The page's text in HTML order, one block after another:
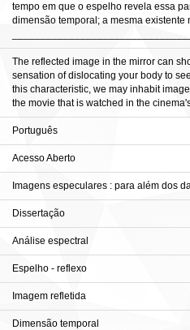
tempo em que o espelho revela essa
dimensão temporal; a mesma
The reflected image in the mirror can
sensation of dislocating your body to
this characteristic, we may inhabit
the movie that is watched in the
Português
Acesso Aberto
Imagens especulares : para além dos
Dissertação
Análise espectral
Espelho - reflexo
Imagem refletida
Dimensão temporal